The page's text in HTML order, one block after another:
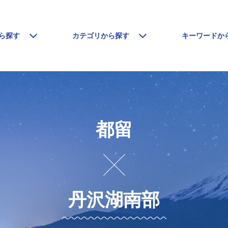
探す カテゴリから探す キーワードか
都留
丹沢湖南部